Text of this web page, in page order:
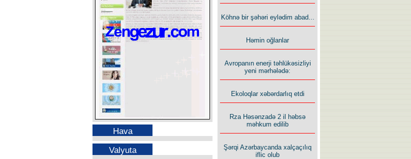
Hava
Valyuta
Köhnə bir şəhəri eylədim abad...
Həmin oğlanlar
Avropanın enerji təhlükəsizliyi
yeni mərhələdə:
Ekoloqlar xəbərdarlıq etdi
Rza Həsənzadə 2 il həbsə
məhkum edilib
Şərqi Azərbaycanda xalçaçılıq
iflic olub